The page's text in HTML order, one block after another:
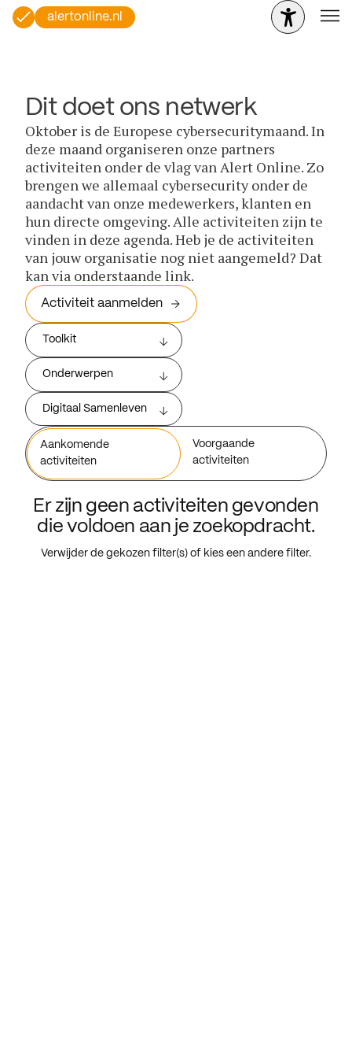
alertonline.nl
Dit doet ons netwerk
Oktober is de Europese cybersecuritymaand. In
deze maand organiseren onze partners
activiteiten onder de vlag van Alert Online. Zo
brengen we allemaal cybersecurity onder de
aandacht van onze medewerkers, klanten en
hun directe omgeving. Alle activiteiten zijn te
vinden in deze agenda. Heb je de activiteiten
van jouw organisatie nog niet aangemeld? Dat
kan via onderstaande link.
Activiteit aanmelden
Toolkit
Onderwerpen
Digitaal Samenleven
Aankomende
activiteiten
Voorgaande
activiteiten
Er zijn geen activiteiten gevonden
die voldoen aan je zoekopdracht.
Verwijder de gekozen filter(s) of kies een andere filter.